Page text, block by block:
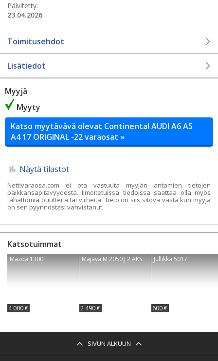
Päivitetty:
23.04.2026
Toimitusehdot
Lisätiedot
Myyjä
Myyty
Katso myytävävä olevat Continental AUDI A6 A5
A4 17 ORIGINAL -22 varaosat »
Näytä tilastot
Nettivaraosa.com ei ota vastuuta myyjän antamien tietojen
paikkansapitävyydestä. Ilmoitetuissa tiedoissa saattaa olla myös
tahattomia puutteita tai virheitä. Tieto on siis sitova vasta kun myyjä
on sen pyynnöstäsi vahvistanut.
Katsotuimmat
Mazda 1300
4 000 €
Majava M 2050 J 2 AKS
2 490 €
Jullikka 5017
600 €
SIVUN ALKUUN